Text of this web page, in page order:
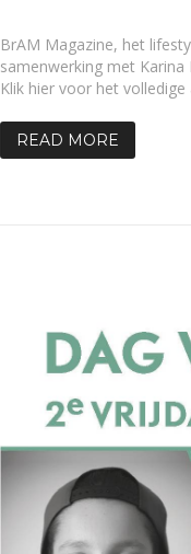
BrAM Magazine, het
samenwerking met
Klik hier voor het volledige
READ MORE